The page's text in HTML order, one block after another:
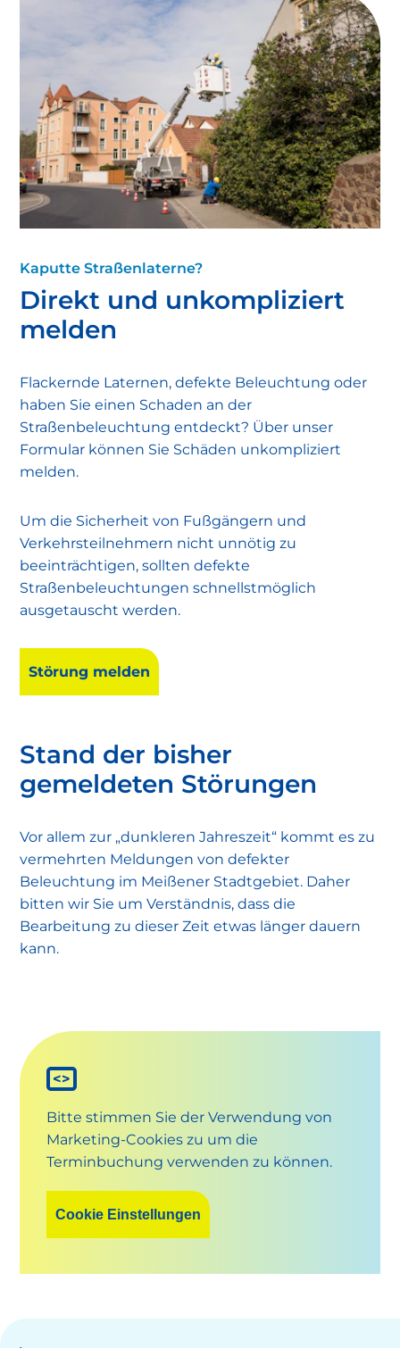
Warum diese Wartung wichtig ist:
Meißener Stadtwerke
Kaputte Straßenlaterne?
Direkt und unkompliziert
melden
Flackernde Laternen, defekte Beleuchtung oder
haben Sie einen Schaden an der
Straßenbeleuchtung entdeckt? Über unser
Formular können Sie Schäden unkompliziert
melden.
Um die Sicherheit von Fußgängern und
Verkehrsteilnehmern nicht unnötig zu
beeinträchtigen, sollten defekte
Straßenbeleuchtungen schnellstmöglich
ausgetauscht werden.
Störung melden
Stand der bisher
gemeldeten Störungen
Vor allem zur „dunkleren Jahreszeit“ kommt es zu
vermehrten Meldungen von defekter
Beleuchtung im Meißener Stadtgebiet. Daher
bitten wir Sie um Verständnis, dass die
Bearbeitung zu dieser Zeit etwas länger dauern
kann.
Bitte stimmen Sie der Verwendung von
Marketing-Cookies zu um die
Terminbuchung verwenden zu können.
Cookie Einstellungen